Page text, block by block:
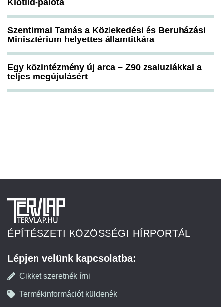
Klotild-palota
Szentirmai Tamás a Közlekedési és Beruházási
Minisztérium helyettes államtitkára
Egy közintézmény új arca – Z90 zsaluziákkal a
teljes megújulásért
ÉPÍTÉSZETI KÖZÖSSÉGI HÍRPORTÁL
Lépjen velünk kapcsolatba:
Cikket szeretnék írni
Termékinformációt küldenék